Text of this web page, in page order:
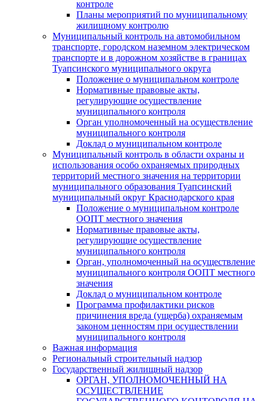
контроле
Планы мероприятий по муниципальному
жилищному контролю
Муниципальный контроль на автомобильном
транспорте, городском наземном электрическом
транспорте и в дорожном хозяйстве в границах
Туапсинского муниципального округа
Положение о муниципальном контроле
Нормативные правовые акты,
регулирующие осуществление
муниципального контроля
Орган уполномоченный на осуществление
муниципального контроля
Доклад о муниципальном контроле
Муниципальный контроль в области охраны и
использования особо охраняемых природных
территорий местного значения на территории
муниципального образования Туапсинский
муниципальный округ Краснодарского края
Положение о муниципальном контроле
ООПТ местного значения
Нормативные правовые акты,
регулирующие осуществление
муниципального контроля
Орган, уполномоченный на осуществление
муниципального контроля ООПТ местного
значения
Доклад о муниципальном контроле
Программа профилактики рисков
причинения вреда (ущерба) охраняемым
законом ценностям при осуществлении
муниципального контроля
Важная информация
Региональный строительный надзор
Государственный жилищный надзор
ОРГАН, УПОЛНОМОЧЕННЫЙ НА
ОСУЩЕСТВЛЕНИЕ